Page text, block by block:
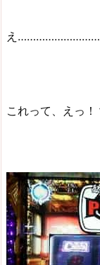
え
これって、えっ